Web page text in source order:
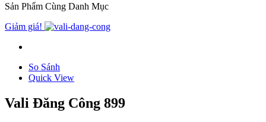
Sản Phẩm Cùng Danh Mục
Giảm giá!
So Sánh
Quick View
Vali Đăng Công 899